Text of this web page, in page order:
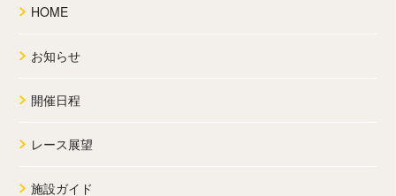
HOME
お知らせ
開催日程
レース展望
施設ガイド